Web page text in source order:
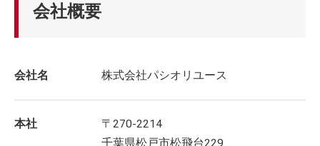
会社概要
会社名 株式会社パシオリユース
本社
〒270-2214
千葉県松戸市松飛台229